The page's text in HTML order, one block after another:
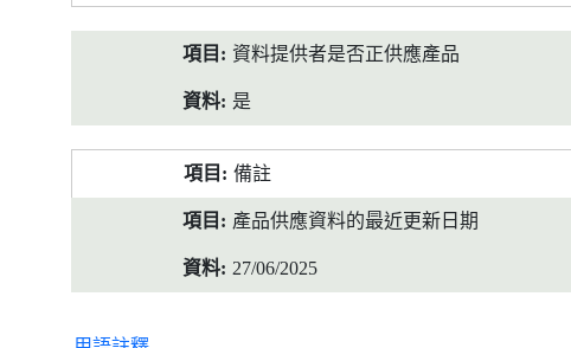
資料提供者是否正供應產品
是
備註
產品供應資料的最近更新日期
27/06/2025